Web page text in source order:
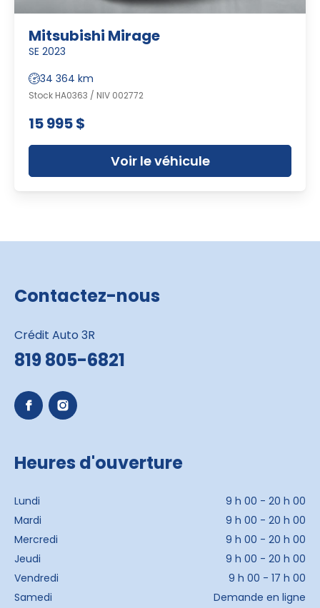
Mitsubishi Mirage
SE 2023
34 364 km
Stock HA0363 / NIV 002772
15 995 $
Voir le véhicule
Contactez-nous
Crédit Auto 3R
819 805-6821
Heures d'ouverture
Lundi
9 h 00 - 20 h 00
Mardi
9 h 00 - 20 h 00
Mercredi
9 h 00 - 20 h 00
Jeudi
9 h 00 - 20 h 00
Vendredi
9 h 00 - 17 h 00
Samedi
Demande en ligne